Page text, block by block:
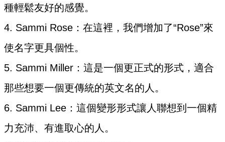
種輕鬆友好的感覺。
4. Sammi Rose：在這裡，我們增加了“Rose”來
使名字更具個性。
5. Sammi Miller：這是一個更正式的形式，適合
那些想要一個更傳統的英文名的人。
6. Sammi Lee：這個變形形式讓人聯想到一個精
力充沛、有進取心的人。